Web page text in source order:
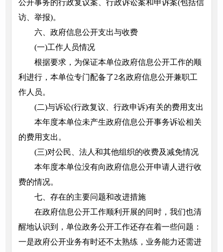
公开事务的行政复议案、行政诉讼案和申诉案(包括信
访、举报)。
六、政府信息公开支出与收费
(一)工作人员情况
根据要求，为保证本单位政府信息公开工作的顺
利进行，本单位专门配备了2名政府信息公开兼职工
作人员。
(二)与诉讼(行政复议、行政申诉)有关的费用支出
本年度本单位未产生政府信息公开事务诉讼相关
的费用支出。
(三)对公民、法人和其他组织的收费及减免情况
本年度本单位没有向政府信息公开申请人进行收
费的情况。
七、存在的主要问题和改进措施
在政府信息公开工作顺利开展的同时，我们也清
醒地认识到，单位政务公开工作还存在着一些问题：
一是政府公开业务有时还不太熟练，业务能力还需进